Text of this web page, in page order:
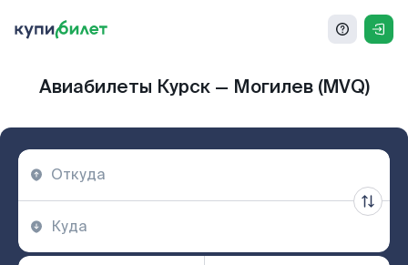
Авиабилеты Курск — Могилев (MVQ)